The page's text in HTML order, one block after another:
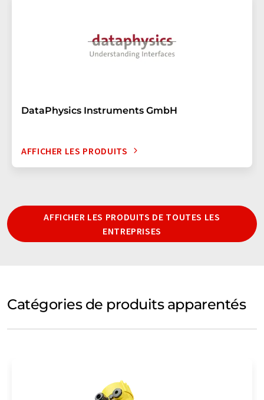
DataPhysics Instruments GmbH
AFFICHER LES PRODUITS
AFFICHER LES PRODUITS DE TOUTES LES
ENTREPRISES
Catégories de produits apparentés